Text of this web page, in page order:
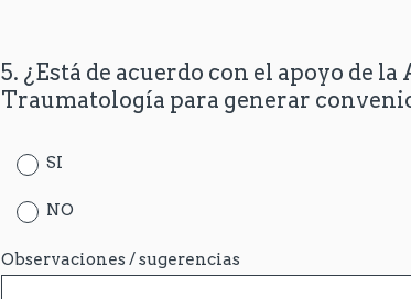
Question
Title
5. ¿Está de acuerdo con el apoyo de
Traumatología para generar
SI
NO
Observaciones / sugerencias